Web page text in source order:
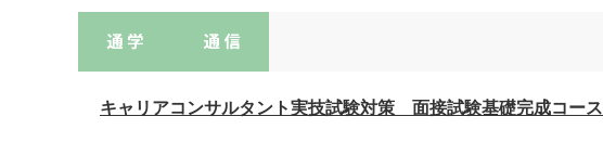
キャリアコンサルタント実技試験対策 面接試験基礎完成コース